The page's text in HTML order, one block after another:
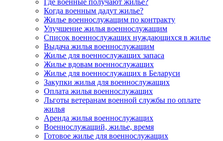
Где военные получают жилье?
Когда военным дадут жилье?
Жилье военнослужащим по контракту
Улучшение жилья военнослужащим
Список военнослужащих нуждающихся в жилье
Выдача жилья военнослужащим
Жилье для военнослужащих запаса
Жилье вдовам военнослужащих
Жилье для военнослужащих в Беларуси
Закупки жилья для военнослужащих
Оплата жилья военнослужащих
Льготы ветеранам военной службы по оплате
жилья
Аренда жилья военнослужащих
Военнослужащий, жилье, время
Готовое жилье для военнослужащих